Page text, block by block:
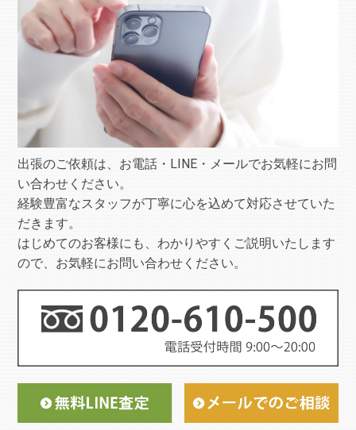
出張のご依頼は、お電話・LINE・メールでお気軽にお問
い合わせください。
経験豊富なスタッフが丁寧に心を込めて対応させていた
だきます。
はじめてのお客様にも、わかりやすくご説明いたします
ので、お気軽にお問い合わせください。